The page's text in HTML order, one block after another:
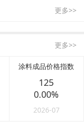
更多>>
更多>>
涂料成品价格指数
125
0.00%
2026-07